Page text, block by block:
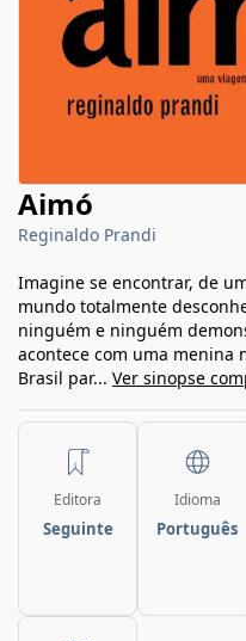
Aimó
Reginaldo Prandi
Imagine se encontrar, de
mundo totalmente
ninguém e ninguém
acontece com uma menina
Brasil par... Ver sinopse
Editora
Seguinte
Idioma
Português